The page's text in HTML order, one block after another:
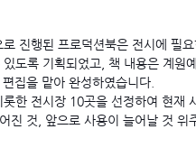
진행된 프로덕션북은 전시에 필
도록 기획되었고, 책 내용은 계원
집을 맡아 완성하였습니다.
한 전시장 10곳을 선정하여 현재
진 것, 앞으로 사용이 늘어날 것 위